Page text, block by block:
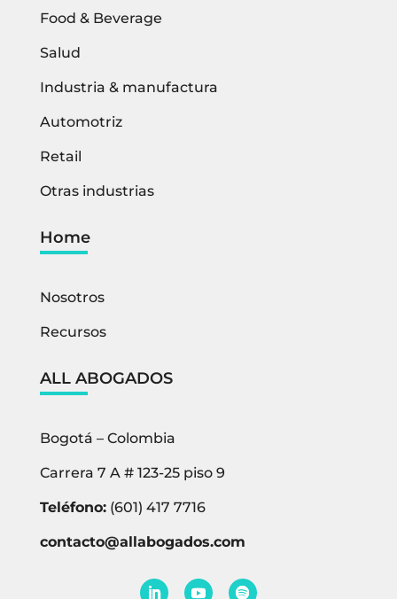
Food & Beverage
Salud
Industria & manufactura
Automotriz
Retail
Otras industrias
Home
Nosotros
Recursos
ALL ABOGADOS
Bogotá – Colombia
Carrera 7 A # 123-25 piso 9
Teléfono:(601) 417 7716
contacto@allabogados.com